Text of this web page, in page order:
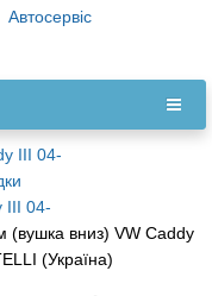
Автосервіс
III 04-
III 04-
(вушка вниз) VW Caddy
(Україна)